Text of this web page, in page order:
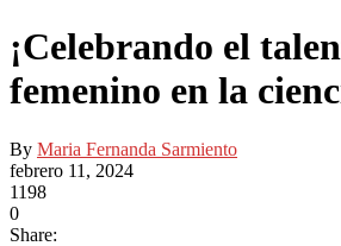
¡Celebrando el
femenino en la
By Maria Fernanda Sarmiento
febrero 11, 2024
1198
0
Share: